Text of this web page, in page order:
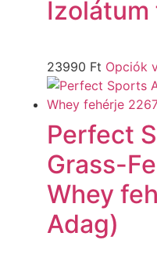
Izolátum
23990 Ft Opciók
Perfect
Grass-
Whey
Adag)